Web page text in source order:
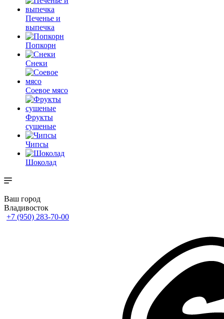
Печенье и
выпечка
Попкорн
Снеки
Соевое мясо
Фрукты
сушеные
Чипсы
Шоколад
Ваш город
Владивосток
+7 (950) 283-70-00